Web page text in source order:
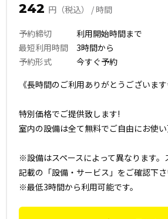
242 円（税込） / 時間
予約締切 利用開始時間まで
最短利用時間 3時間から
予約形式 今すぐ予約
《長時間のご利用ありがとうございます
特別価格でご提供致します!
室内の設備は全て無料でご自由にお使い
※設備はスペースによって異なります。
記載の「設備・サービス」をご確認下さ
※最低3時間から利用可能です。